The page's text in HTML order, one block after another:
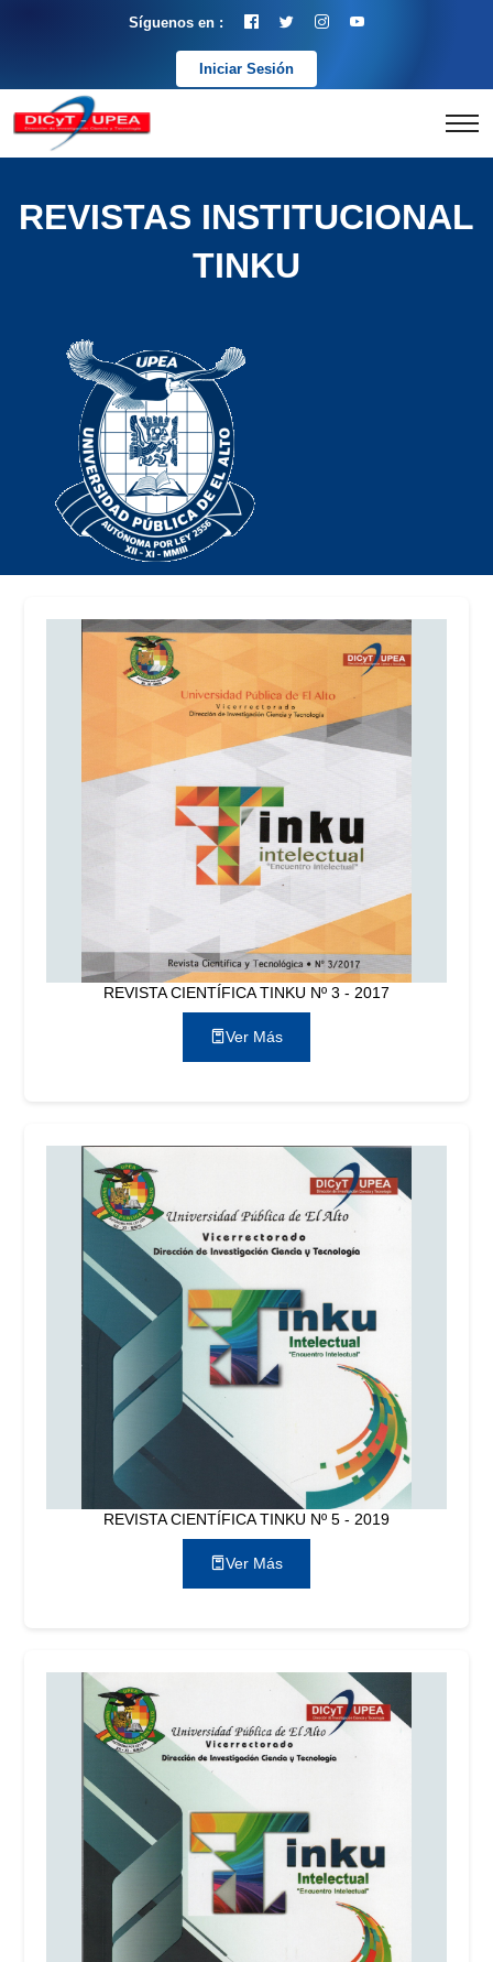
Síguenos en :
Iniciar Sesión
REVISTAS INSTITUCIONAL
TINKU
REVISTA CIENTÍFICA TINKU Nº 3 - 2017
Ver Más
REVISTA CIENTÍFICA TINKU Nº 5 - 2019
Ver Más